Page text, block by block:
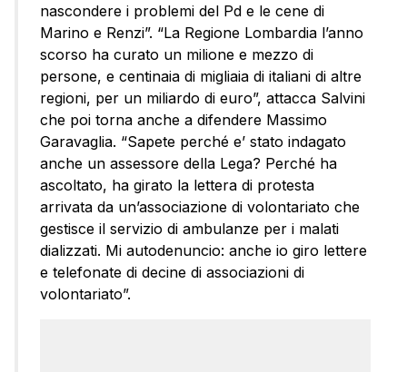
nascondere i problemi del Pd e le cene di
Marino e Renzi”. “La Regione Lombardia l’anno
scorso ha curato un milione e mezzo di
persone, e centinaia di migliaia di italiani di altre
regioni, per un miliardo di euro”, attacca Salvini
che poi torna anche a difendere Massimo
Garavaglia. “Sapete perché e’ stato indagato
anche un assessore della Lega? Perché ha
ascoltato, ha girato la lettera di protesta
arrivata da un’associazione di volontariato che
gestisce il servizio di ambulanze per i malati
dializzati. Mi autodenuncio: anche io giro lettere
e telefonate di decine di associazioni di
volontariato”.